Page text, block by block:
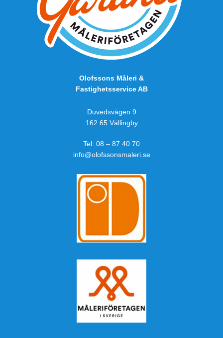
Olofssons Måleri &
Fastighetsservice AB
Duvedsvägen 9
162 65 Vällingby
Tel: 08 – 87 40 70
info@olofssonsmaleri.se